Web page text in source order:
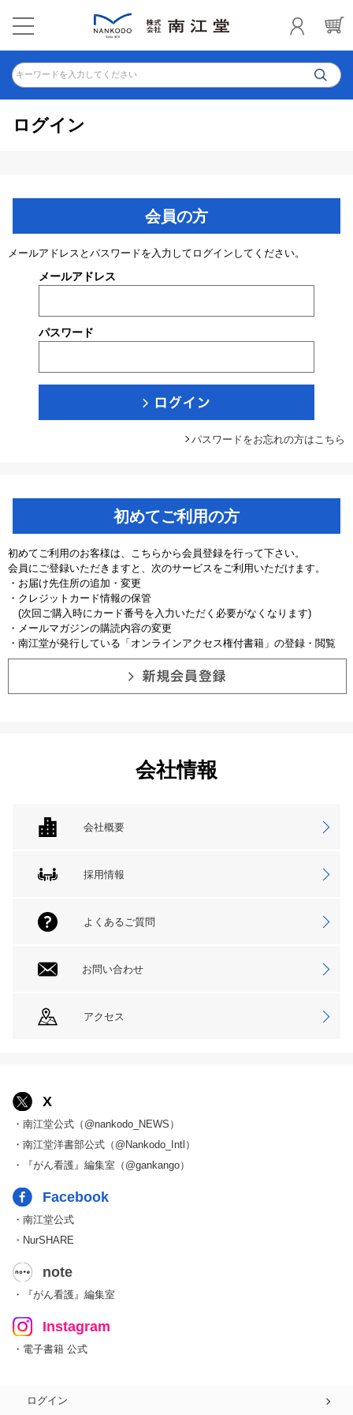
キーワードを入力してください
ログイン
会員の方
メールアドレスとパスワードを入力してログインしてください。
メールアドレス
パスワード
パスワードをお忘れの方はこちら
初めてご利用の方
初めてご利用のお客様は、こちらから会員登録を行って下さい。
会員にご登録いただきますと、次のサービスをご利用いただけます。
・お届け先住所の追加・変更
・クレジットカード情報の保管
(次回ご購入時にカード番号を入力いただく必要がなくなります)
・メールマガジンの購読内容の変更
・南江堂が発行している「オンラインアクセス権付書籍」の登録・閲覧
会社情報
会社概要
採用情報
よくあるご質問
お問い合わせ
アクセス
X
・南江堂公式（@nankodo_NEWS）
・南江堂洋書部公式（@Nankodo_Intl）
・『がん看護』編集室（@gankango）
Facebook
・南江堂公式
・NurSHARE
note
・『がん看護』編集室
Instagram
・電子書籍 公式
ログイン